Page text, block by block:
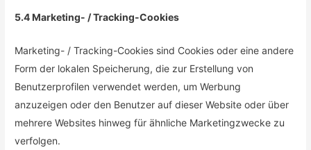
5.4 Marketing- / Tracking-Cookies
Marketing- / Tracking-Cookies sind Cookies oder eine andere
Form der lokalen Speicherung, die zur Erstellung von
Benutzerprofilen verwendet werden, um Werbung
anzuzeigen oder den Benutzer auf dieser Website oder über
mehrere Websites hinweg für ähnliche Marketingzwecke zu
verfolgen.